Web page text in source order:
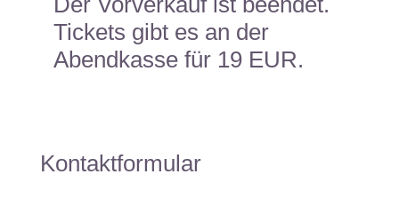
Tickets gibt es an der
Abendkasse für 19 EUR.
Kontaktformular